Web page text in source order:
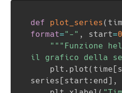
def plot_series (
format="-" , start=0
"""Funzione
il grafico della
    plt
. plot ( time [
series [start : end ] ,